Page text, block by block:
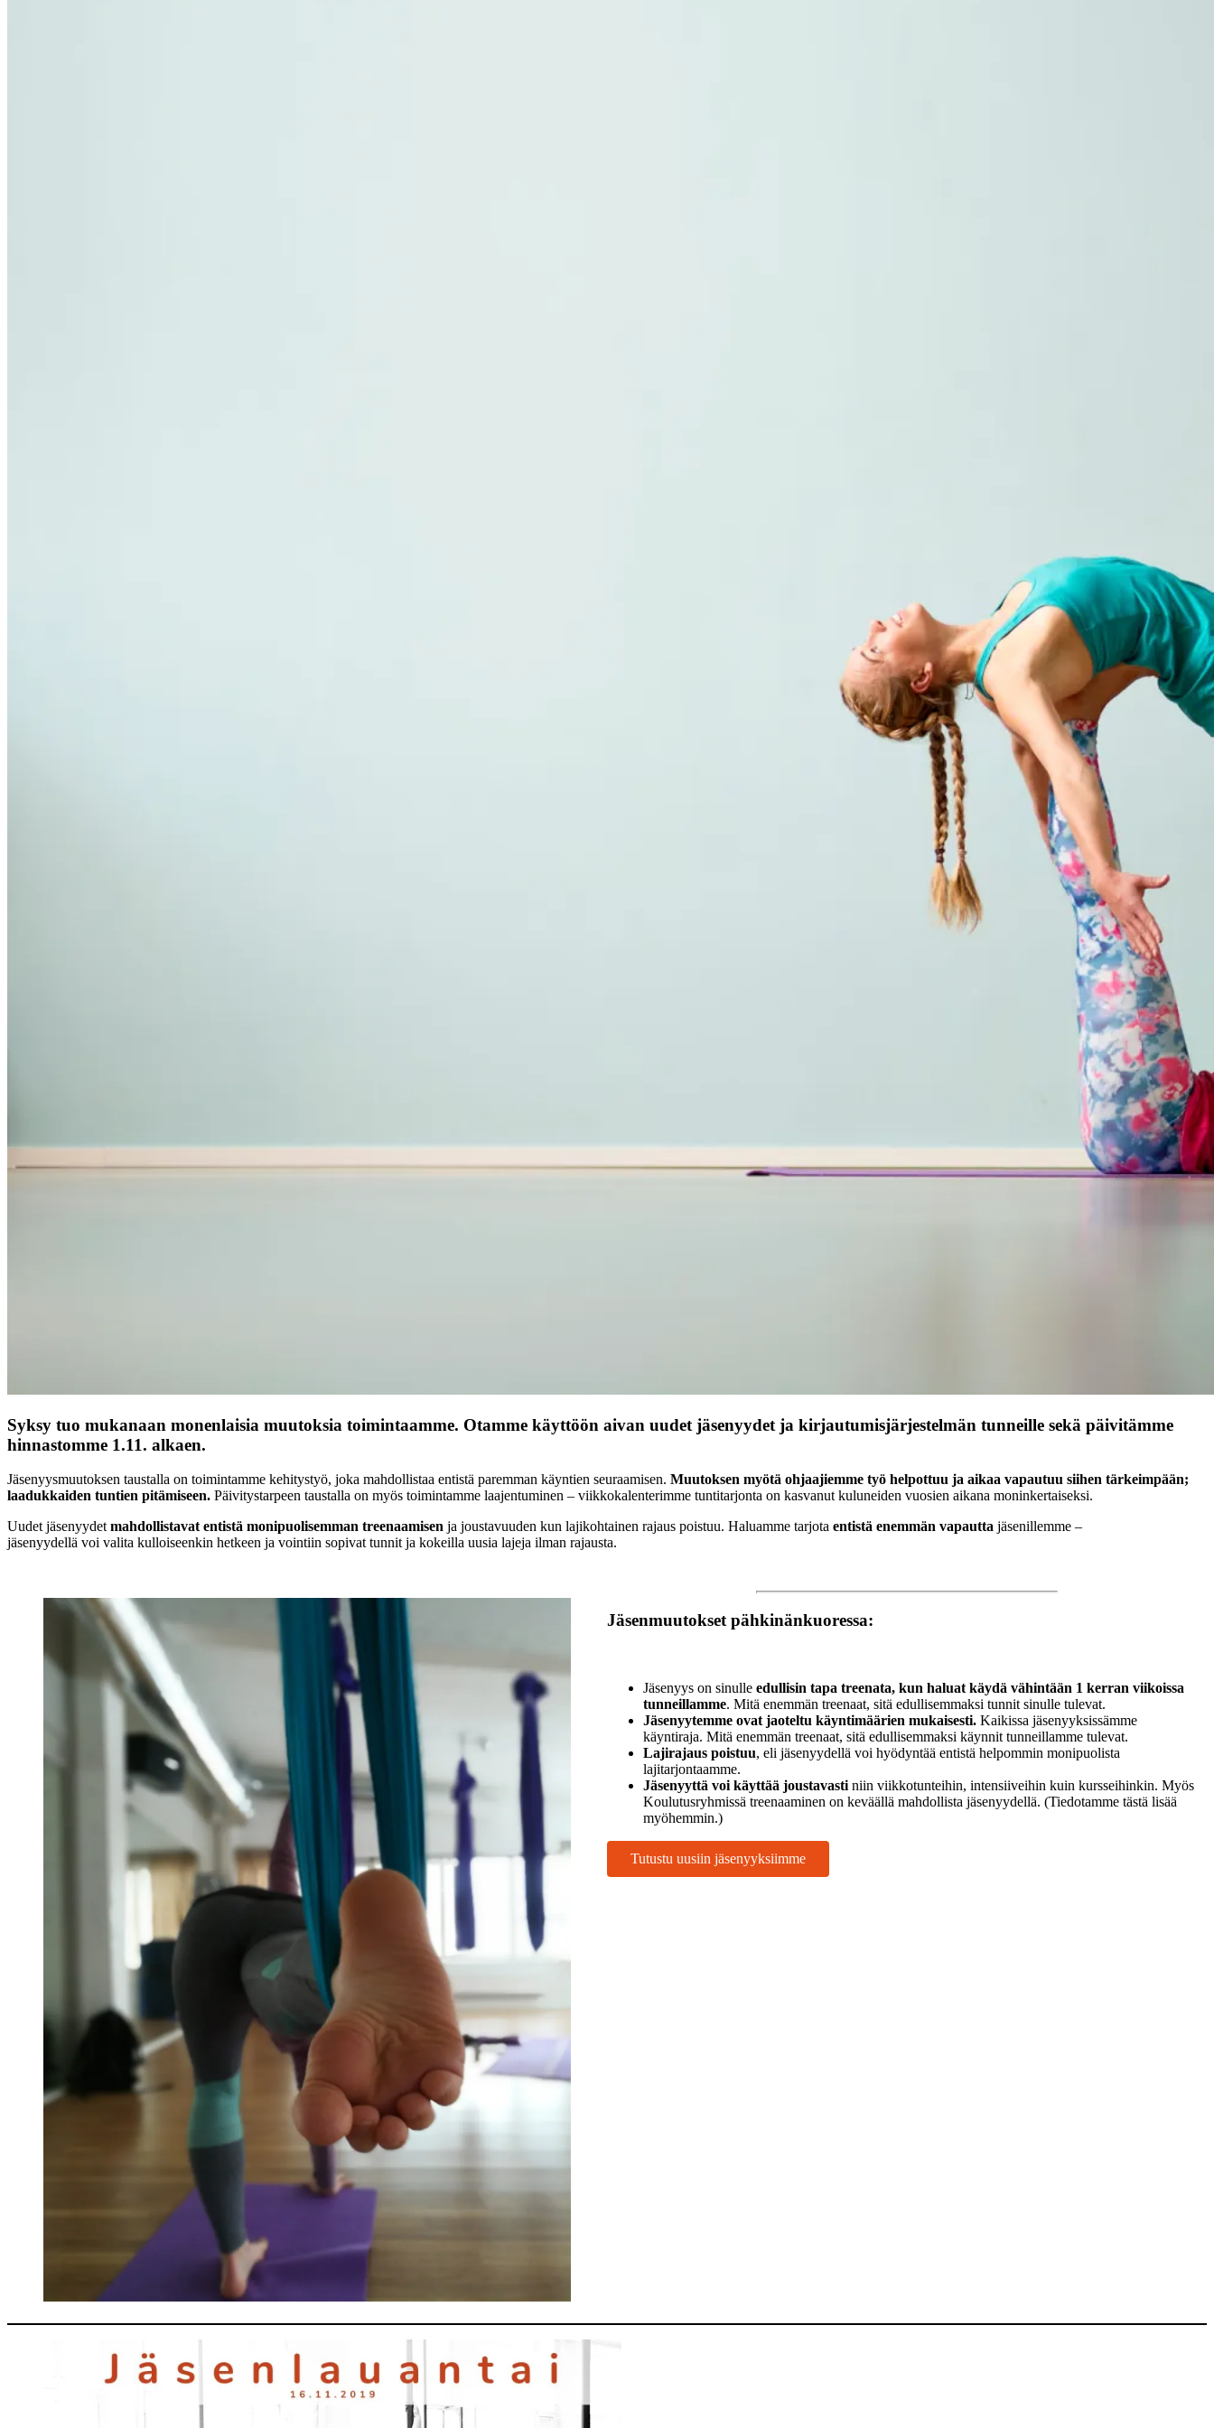
Syksy tuo mukanaan monenlaisia muutoksia toimintaamme. Otamme käyttöön aivan uudet jäsenyydet ja kirjautumisjärjestelmän tunneille sekä päivitämme
hinnastomme 1.11. alkaen.
Jäsenyysmuutoksen taustalla on toimintamme kehitystyö, joka mahdollistaa entistä paremman käyntien seuraamisen. Muutoksen myötä ohjaajiemme työ helpottuu ja aikaa vapautuu siihen tärkeimpään;
laadukkaiden tuntien pitämiseen. Päivitystarpeen taustalla on myös toimintamme laajentuminen – viikkokalenterimme tuntitarjonta on kasvanut kuluneiden vuosien aikana moninkertaiseksi.
Uudet jäsenyydet mahdollistavat entistä monipuolisemman treenaamisen ja joustavuuden kun lajikohtainen rajaus poistuu. Haluamme tarjota entistä enemmän vapautta jäsenillemme –
jäsenyydellä voi valita kulloiseenkin hetkeen ja vointiin sopivat tunnit ja kokeilla uusia lajeja ilman rajausta.
Jäsenmuutokset pähkinänkuoressa:
Jäsenyys on sinulle edullisin tapa treenata, kun haluat käydä vähintään 1 kerran viikoissa
tunneillamme. Mitä enemmän treenaat, sitä edullisemmaksi tunnit sinulle tulevat.
Jäsenyytemme ovat jaoteltu käyntimäärien mukaisesti. Kaikissa jäsenyyksissämme
käyntiraja. Mitä enemmän treenaat, sitä edullisemmaksi käynnit tunneillamme tulevat.
Lajirajaus poistuu, eli jäsenyydellä voi hyödyntää entistä helpommin monipuolista
lajitarjontaamme.
Jäsenyyttä voi käyttää joustavasti niin viikkotunteihin, intensiiveihin kuin kursseihinkin. Myös
Koulutusryhmissä treenaaminen on keväällä mahdollista jäsenyydellä. (Tiedotamme tästä lisää
myöhemmin.)
Tutustu uusiin jäsenyyksiimme